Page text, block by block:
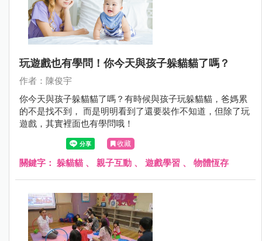
玩遊戲也有學問！你今天與孩子躲貓貓了嗎？
作者：陳俊宇
你今天與孩子躲貓貓了嗎？有時候與孩子玩躲貓貓，爸媽累
的不是找不到， 而是明明看到了還要裝作不知道，但除了玩
遊戲，其實裡面也有學問哦！
收藏
關鍵字： 躲貓貓 、 親子互動 、 遊戲學習 、 物體恆存